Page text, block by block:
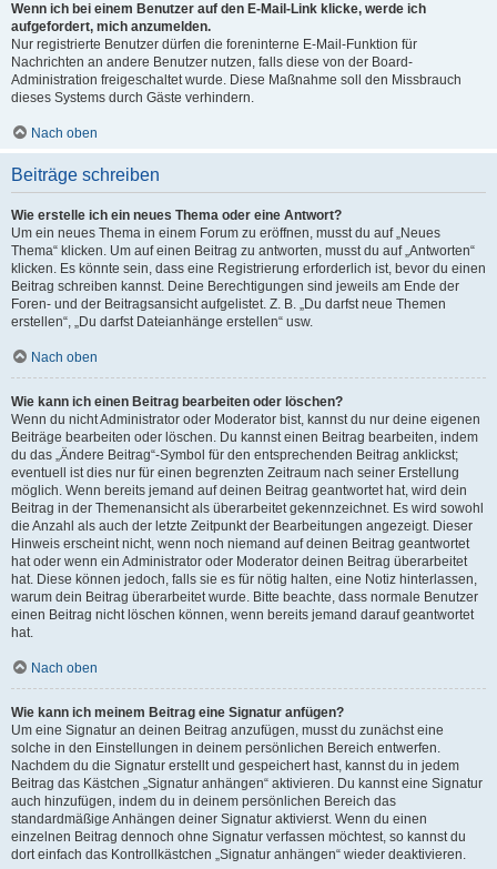
Wenn ich bei einem Benutzer auf den E-Mail-Link klicke, werde ich
aufgefordert, mich anzumelden.
Nur registrierte Benutzer dürfen die foreninterne E-Mail-Funktion für
Nachrichten an andere Benutzer nutzen, falls diese von der Board-
Administration freigeschaltet wurde. Diese Maßnahme soll den Missbrauch
dieses Systems durch Gäste verhindern.
Nach oben
Beiträge schreiben
Wie erstelle ich ein neues Thema oder eine Antwort?
Um ein neues Thema in einem Forum zu eröffnen, musst du auf „Neues
Thema“ klicken. Um auf einen Beitrag zu antworten, musst du auf „Antworten“
klicken. Es könnte sein, dass eine Registrierung erforderlich ist, bevor du einen
Beitrag schreiben kannst. Deine Berechtigungen sind jeweils am Ende der
Foren- und der Beitragsansicht aufgelistet. Z. B. „Du darfst neue Themen
erstellen“, „Du darfst Dateianhänge erstellen“ usw.
Nach oben
Wie kann ich einen Beitrag bearbeiten oder löschen?
Wenn du nicht Administrator oder Moderator bist, kannst du nur deine eigenen
Beiträge bearbeiten oder löschen. Du kannst einen Beitrag bearbeiten, indem
du das „Ändere Beitrag“-Symbol für den entsprechenden Beitrag anklickst;
eventuell ist dies nur für einen begrenzten Zeitraum nach seiner Erstellung
möglich. Wenn bereits jemand auf deinen Beitrag geantwortet hat, wird dein
Beitrag in der Themenansicht als überarbeitet gekennzeichnet. Es wird sowohl
die Anzahl als auch der letzte Zeitpunkt der Bearbeitungen angezeigt. Dieser
Hinweis erscheint nicht, wenn noch niemand auf deinen Beitrag geantwortet
hat oder wenn ein Administrator oder Moderator deinen Beitrag überarbeitet
hat. Diese können jedoch, falls sie es für nötig halten, eine Notiz hinterlassen,
warum dein Beitrag überarbeitet wurde. Bitte beachte, dass normale Benutzer
einen Beitrag nicht löschen können, wenn bereits jemand darauf geantwortet
hat.
Nach oben
Wie kann ich meinem Beitrag eine Signatur anfügen?
Um eine Signatur an deinen Beitrag anzufügen, musst du zunächst eine
solche in den Einstellungen in deinem persönlichen Bereich entwerfen.
Nachdem du die Signatur erstellt und gespeichert hast, kannst du in jedem
Beitrag das Kästchen „Signatur anhängen“ aktivieren. Du kannst eine Signatur
auch hinzufügen, indem du in deinem persönlichen Bereich das
standardmäßige Anhängen deiner Signatur aktivierst. Wenn du einen
einzelnen Beitrag dennoch ohne Signatur verfassen möchtest, so kannst du
dort einfach das Kontrollkästchen „Signatur anhängen“ wieder deaktivieren.